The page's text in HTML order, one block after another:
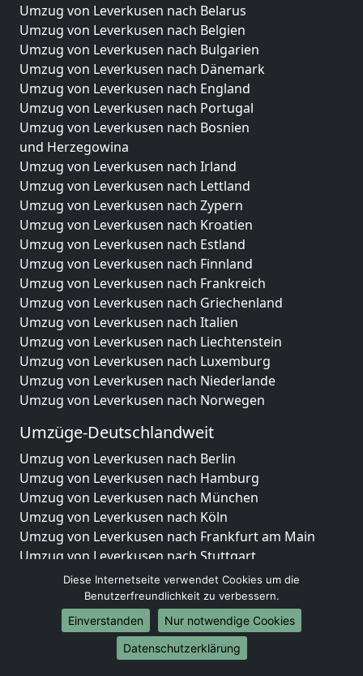
Umzug von Leverkusen nach Belarus
Umzug von Leverkusen nach Belgien
Umzug von Leverkusen nach Bulgarien
Umzug von Leverkusen nach Dänemark
Umzug von Leverkusen nach England
Umzug von Leverkusen nach Portugal
Umzug von Leverkusen nach Bosnien
und Herzegowina
Umzug von Leverkusen nach Irland
Umzug von Leverkusen nach Lettland
Umzug von Leverkusen nach Zypern
Umzug von Leverkusen nach Kroatien
Umzug von Leverkusen nach Estland
Umzug von Leverkusen nach Finnland
Umzug von Leverkusen nach Frankreich
Umzug von Leverkusen nach Griechenland
Umzug von Leverkusen nach Italien
Umzug von Leverkusen nach Liechtenstein
Umzug von Leverkusen nach Luxemburg
Umzug von Leverkusen nach Niederlande
Umzug von Leverkusen nach Norwegen
Umzüge-Deutschlandweit
Umzug von Leverkusen nach Berlin
Umzug von Leverkusen nach Hamburg
Umzug von Leverkusen nach München
Umzug von Leverkusen nach Köln
Umzug von Leverkusen nach Frankfurt am Main
Umzug von Leverkusen nach Stuttgart
Umzug von Leverkusen nach Düsseldorf
Umzug von Leverkusen nach Leipzig
Umzug von Leverkusen nach Dortmund
Umzug von Leverkusen nach Essen
Umzug von Leverkusen nach Bremen
Diese Internetseite verwendet Cookies um die
Benutzerfreundlichkeit zu verbessern.
Einverstanden
Nur notwendige Cookies
Datenschutzerklärung